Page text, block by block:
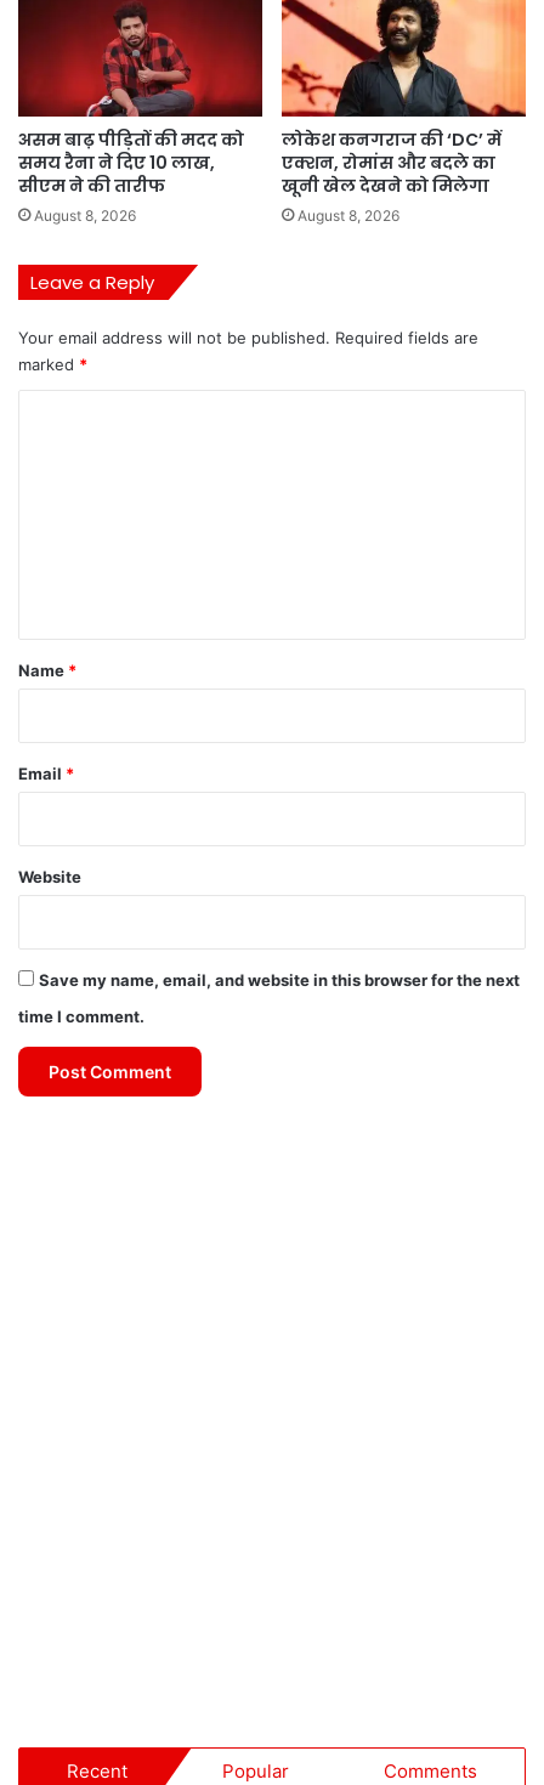
असम बाढ़ पीड़ितों की मदद को
समय रैना ने दिए 10 लाख,
सीएम ने की तारीफ
August 8, 2026
लोकेश कनगराज की ‘DC’ में
एक्शन, रोमांस और बदले का
खूनी खेल देखने को मिलेगा
August 8, 2026
Leave a Reply
Your email address will not be published. Required fields are
marked *
*
Name *
Email *
Website
Save my name, email, and website in this browser for the next
time I comment.
Recent Popular Comments